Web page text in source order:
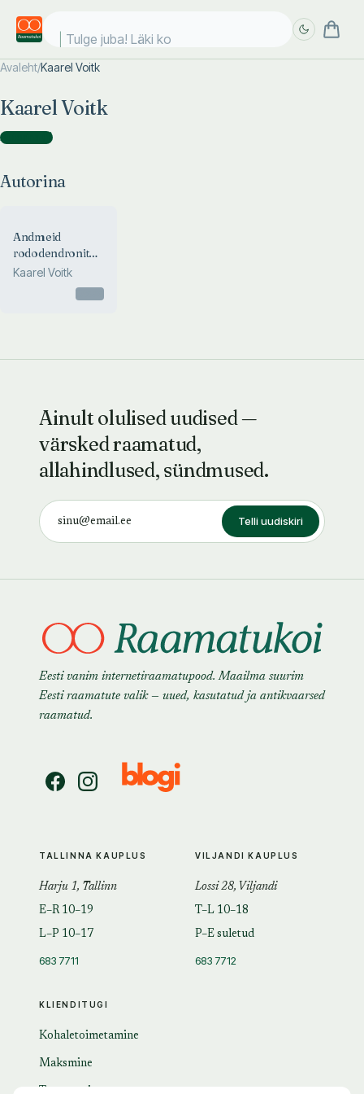
Tulge juba! Läki koo
Avaleht/Kaarel Voitk
Kaarel Voitk
Autorina )
Autorina
Andmeid
rododendronitest
ja juhiseid nende
kasvatamiseks
Kaarel Voitk
Ainult olulised uudised —
värsked raamatud,
allahindlused, sündmused.
Telli uudiskiri
Eesti vanim internetiraamatupood. Maailma suurim
Eesti raamatute valik — uued, kasutatud ja antikvaarsed
raamatud.
KLIENDITUGI
Kohaletoimetamine
Maksmine
TALLINNA KAUPLUS
Harju 1, Tallinn
E–R 10–19
L–P 10–17
683 7711
VILJANDI KAUPLUS
Lossi 28, Viljandi
T–L 10–18
P–E suletud
683 7712